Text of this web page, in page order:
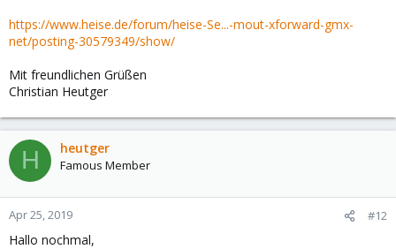
https://www.heise.de/forum/heise-Se...-mout-xforward-gmx-
net/posting-30579349/show/
Mit freundlichen Grüßen
Christian Heutger
H heutger
Famous Member
Apr 25, 2019 #12
Hallo nochmal,